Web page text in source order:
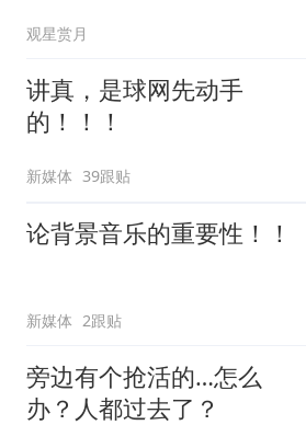
观星赏月
讲真，是球网先动手
的！！！
新媒体 39跟贴
论背景音乐的重要性！！
新媒体 2跟贴
旁边有个抢活的…怎么
办？人都过去了？